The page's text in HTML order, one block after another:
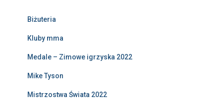
Biżuteria
Kluby mma
Medale – Zimowe igrzyska 2022
Mike Tyson
Mistrzostwa Świata 2022